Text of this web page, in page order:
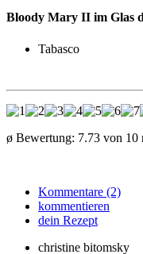
Bloody Mary II im Glas
Tabasco
ø Bewertung: 7.73 von 10
Kommentare (2)
kommentieren
dein Rezept
christine bitomsky